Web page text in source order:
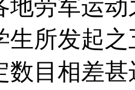
地劳军运
生所发起
数目相差